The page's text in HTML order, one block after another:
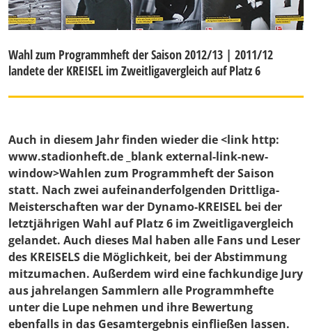
Wahl zum Programmheft der Saison 2012/13 | 2011/12
landete der KREISEL im Zweitligavergleich auf Platz 6
Auch in diesem Jahr finden wieder die <link http:
www.stadionheft.de _blank external-link-new-
window>Wahlen zum Programmheft der Saison
statt. Nach zwei aufeinanderfolgenden Drittliga-
Meisterschaften war der Dynamo-KREISEL bei der
letztjährigen Wahl auf Platz 6 im Zweitligavergleich
gelandet. Auch dieses Mal haben alle Fans und Leser
des KREISELS die Möglichkeit, bei der Abstimmung
mitzumachen. Außerdem wird eine fachkundige Jury
aus jahrelangen Sammlern alle Programmhefte
unter die Lupe nehmen und ihre Bewertung
ebenfalls in das Gesamtergebnis einfließen lassen.